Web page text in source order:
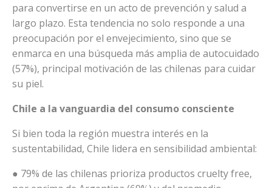
para convertirse en un acto de prevención y salud a
largo plazo. Esta tendencia no solo responde a una
preocupación por el envejecimiento, sino que se
enmarca en una búsqueda más amplia de autocuidado
(57%), principal motivación de las chilenas para cuidar
su piel.
Chile a la vanguardia del consumo consciente
Si bien toda la región muestra interés en la
sustentabilidad, Chile lidera en sensibilidad ambiental:
● 79% de las chilenas prioriza productos cruelty free,